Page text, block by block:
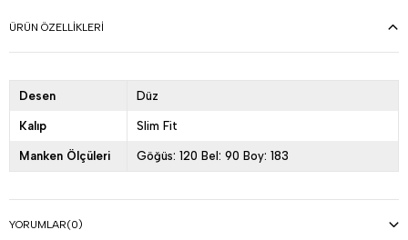
ÜRÜN ÖZELLIKLERI
Desen Düz
Kalıp Slim Fit
Manken Ölçüleri Göğüs: 120 Bel: 90 Boy: 183
YORUMLAR(0)